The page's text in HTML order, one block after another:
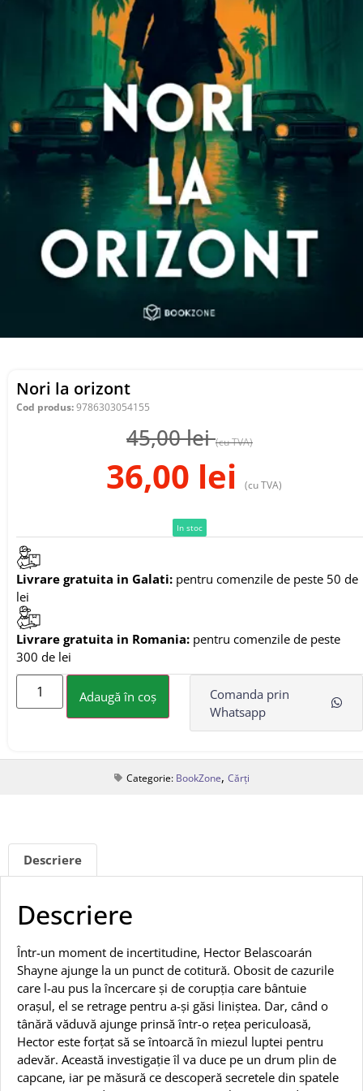
Nori la orizont
Cod produs:9786303054155
45,00lei (cu TVA)
36,00 lei (cu TVA)
In stoc
Livrare gratuita in Galati: pentru comenzile de peste 50 de
lei
Livrare gratuita in Romania: pentru comenzile de peste
300 de lei
Adaugă în coș
Comanda prin
Whatsapp
Categorie: BookZone, Cărți
Descriere
Descriere
Într-un moment de incertitudine, Hector Belascoarán
Shayne ajunge la un punct de cotitură. Obosit de cazurile
care l-au pus la încercare și de corupția care bântuie
orașul, el se retrage pentru a-și găsi liniștea. Dar, când o
tânără văduvă ajunge prinsă într-o rețea periculoasă,
Hector este forțat să se întoarcă în miezul luptei pentru
adevăr. Această investigație îl va duce pe un drum plin de
capcane, iar pe măsură ce descoperă secretele din spatele